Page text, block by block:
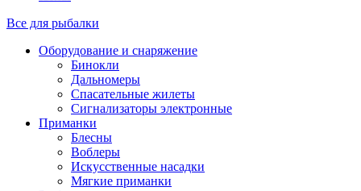
Все для рыбалки
Оборудование и снаряжение
Бинокли
Дальномеры
Спасательные жилеты
Сигнализаторы электронные
Приманки
Блесны
Воблеры
Искусственные насадки
Мягкие приманки